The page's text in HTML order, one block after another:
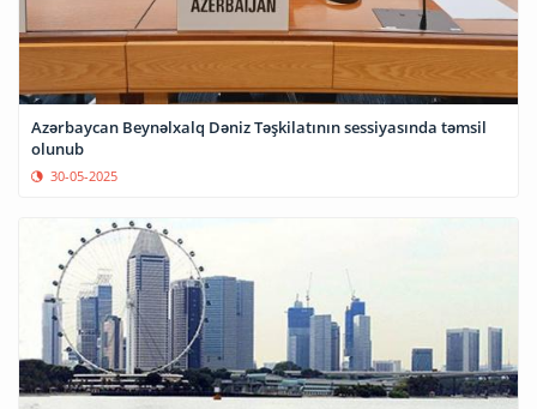
Azərbaycan Beynəlxalq Dəniz Təşkilatının sessiyasında təmsil
olunub
30-05-2025